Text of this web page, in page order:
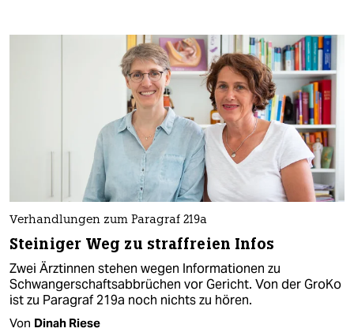
Verhandlungen zum Paragraf 219a
Steiniger Weg zu straffreien Infos
Zwei Ärztinnen stehen wegen Informationen zu
Schwangerschaftsabbrüchen vor Gericht. Von der GroKo
ist zu Paragraf 219a noch nichts zu hören.
Von Dinah Riese